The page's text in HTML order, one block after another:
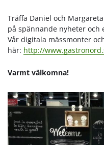
Träffa Daniel och
på spännande nyheter och
Vår digitala mässmonter
här: http://
Varmt välkomna!